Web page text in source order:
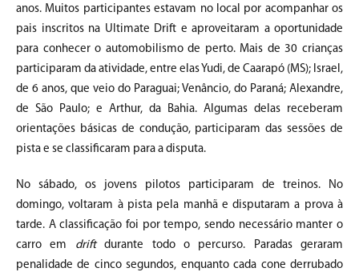
anos. Muitos participantes estavam no local por acompanhar os
pais inscritos na Ultimate Drift e aproveitaram a oportunidade
para conhecer o automobilismo de perto. Mais de 30 crianças
participaram da atividade, entre elas Yudi, de Caarapó (MS); Israel,
de 6 anos, que veio do Paraguai; Venâncio, do Paraná; Alexandre,
de São Paulo; e Arthur, da Bahia. Algumas delas receberam
orientações básicas de condução, participaram das sessões de
pista e se classificaram para a disputa.
No sábado, os jovens pilotos participaram de treinos. No
domingo, voltaram à pista pela manhã e disputaram a prova à
tarde. A classificação foi por tempo, sendo necessário manter o
carro em driftdurante todo o percurso. Paradas geraram
penalidade de cinco segundos, enquanto cada cone derrubado